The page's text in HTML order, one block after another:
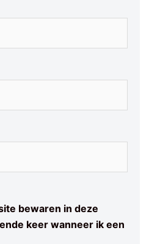
bewaren in deze
keer wanneer ik een